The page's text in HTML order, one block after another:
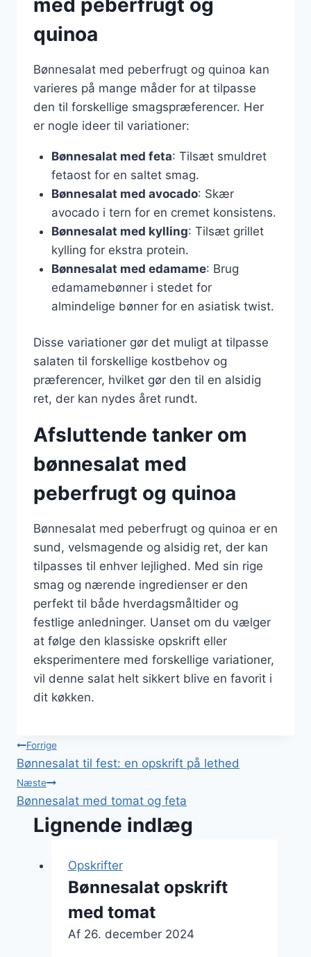
quinoa
Bønnesalat med peberfrugt og quinoa kan
varieres på mange måder for at tilpasse
den til forskellige smagspræferencer. Her
er nogle ideer til variationer:
Bønnesalat med feta: Tilsæt smuldret
fetaost for en saltet smag.
Bønnesalat med avocado: Skær
avocado i tern for en cremet konsistens.
Bønnesalat med kylling: Tilsæt grillet
kylling for ekstra protein.
Bønnesalat med edamame: Brug
edamamebønner i stedet for
almindelige bønner for en asiatisk twist.
Disse variationer gør det muligt at tilpasse
salaten til forskellige kostbehov og
præferencer, hvilket gør den til en alsidig
ret, der kan nydes året rundt.
Afsluttende tanker om
bønnesalat med
peberfrugt og quinoa
Bønnesalat med peberfrugt og quinoa er en
sund, velsmagende og alsidig ret, der kan
tilpasses til enhver lejlighed. Med sin rige
smag og nærende ingredienser er den
perfekt til både hverdagsmåltider og
festlige anledninger. Uanset om du vælger
at følge den klassiske opskrift eller
eksperimentere med forskellige variationer,
vil denne salat helt sikkert blive en favorit i
dit køkken.
Indlægsnavigation
Forrige
Bønnesalat til fest: en opskrift på lethed
Næste
Bønnesalat med tomat og feta
Lignende indlæg
Opskrifter
Bønnesalat opskrift
med tomat
Af 26. december 2024